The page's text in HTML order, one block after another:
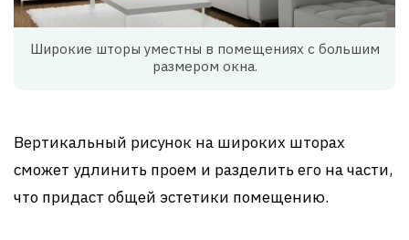
Широкие шторы уместны в помещениях с большим
размером окна.
Вертикальный рисунок на широких шторах
сможет удлинить проем и разделить его на части,
что придаст общей эстетики помещению.